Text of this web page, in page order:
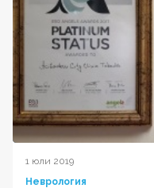
1 юли 2019
Неврология